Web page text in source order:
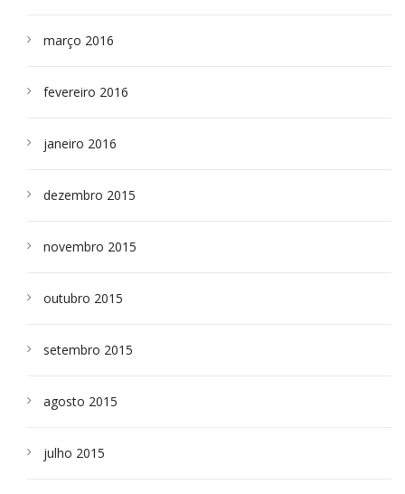
março 2016
fevereiro 2016
janeiro 2016
dezembro 2015
novembro 2015
outubro 2015
setembro 2015
agosto 2015
julho 2015